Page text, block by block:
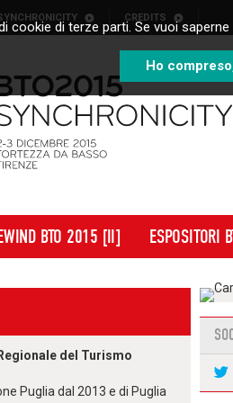
CREDITS
BTO 2015 [II] ESPOSITORI
del Turismo
Puglia dal 2013 e di Puglia
cookie di terze parti. Se vuoi
Ho